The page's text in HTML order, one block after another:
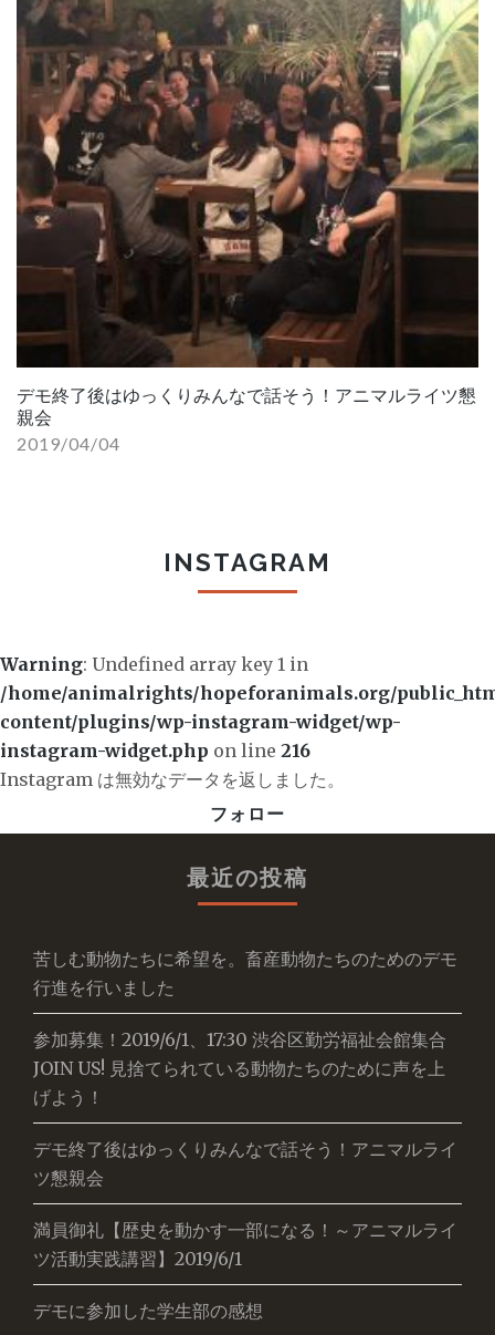
デモ終了後はゆっくりみんなで話そう！アニマルライツ懇
親会
2019/04/04
INSTAGRAM
Warning: Undefined array key 1 in
/home/animalrights/hopeforanimals.org/
content/plugins/wp-instagram-widget/wp-
instagram-widget.php on line 216
Instagram は無効なデータを返しました。
フォロー
最近の投稿
苦しむ動物たちに希望を。畜産動物たちのためのデモ
行進を行いました
参加募集！2019/6/1、17:30 渋谷区勤労福祉会館集合
JOIN US! 見捨てられている動物たちのために声を上
げよう！
デモ終了後はゆっくりみんなで話そう！アニマルライ
ツ懇親会
満員御礼【歴史を動かす一部になる！～アニマルライ
ツ活動実践講習】2019/6/1
デモに参加した学生部の感想